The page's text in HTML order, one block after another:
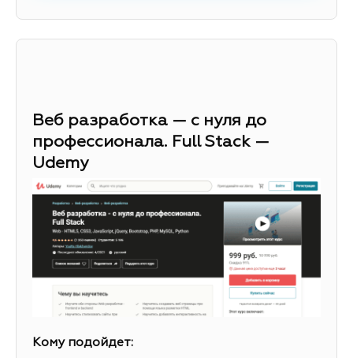
Веб разработка — с нуля до
профессионала. Full Stack —
Udemy
Кому подойдет: